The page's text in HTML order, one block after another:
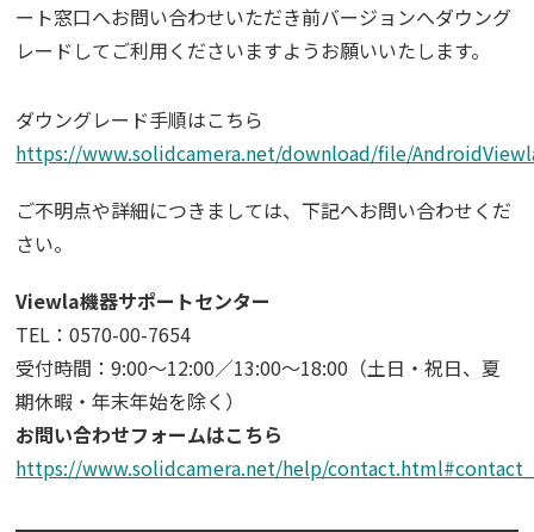
ート窓口へお問い合わせいただき前バージョンへダウング
レードしてご利用くださいますようお願いいたします。
ダウングレード手順はこちら
https://www.solidcamera.net/download/file/
ご不明点や詳細につきましては、下記へお問い合わせくだ
さい。
Viewla機器サポートセンター
TEL：0570-00-7654
受付時間：9:00～12:00／13:00～18:00（土日・祝日、夏
期休暇・年末年始を除く）
お問い合わせフォームはこちら
https://www.solidcamera.net/help/